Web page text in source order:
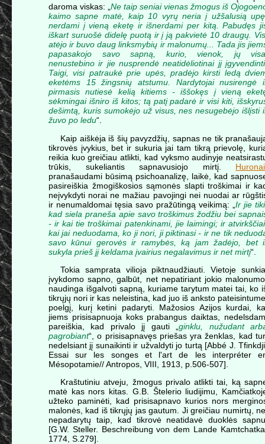
daroma viskas: „Ne taip seniai vienas žmogus iš
kaimo sapne matė, kaip 10 vyrų neria į užšalusią
nerdami į vieną eketę ir išnerdami per kitą. Pabudęs
iškart suruošė didelę puotą ir į ją pakvietė 10 draugų.
atėjo ir buvo daug linksmybių ir malonumų... Tada jis
papasakojo savo sapną, kurio, vienok, jų
nenustebino ir jie nusprendė neatidėliotinai jį
Taigi, visi patraukė prie upės, pradėjo kirsti ledą
eketėms 15 žingsnių atstumu. Nardytojai nusirengė
pirmasis nutiesė kelią kitiems - iššokęs į vieną
sėkmingai išniro iš kitos; tą patį padarė ir visi kiti,
dešimtą, kuris sumokėjo už visus, nes nesugebėjo išlįsti
žuvo po ledu“.
Kaip aiškėja iš šių pavyzdžių, sapnas ne tik
tikrovės įvykius, bet ir sukuria jai tam tikrą prievolę,
reikia kuo greičiau atlikti, kad vyksmo audinyje
trūkis, sukeliantis sapnavusiojo mirtį. Huronai
pranašaudami būsimą psichoanalizę, laikė, kad
pasireiškia žmogiškosios sąmonės slapti troškimai ir
neįvykdyti norai ne mažiau pavojingi nei nuodai ar
ir nenumaldomai tęsia savo pražūtingą veikimą: „ Ir jie
kad siela praneša apie savo troškimus žodžiu bei
- ir kai tie troškimai patenkinami, jie laimingi; ir
kai jai neduodama, ko ji nori, ji piktinasi - ir ne tik
savo kūnui gerovės ir ramybės, ką jam žadėjo, bet
sukyla prieš jį keldama įvairius negalavimus ir net mirtį“.
Tokia samprata vilioja piktnaudžiauti. Vietoje
įvykdomo sapno, galbūt, net nepatiriant jokio
naudinga išgalvoti sapną, kuriame tarytum matei tai, ko
tikrųjų nori ir kas neleistina, kad juo iš anksto
poelgį, kurį ketini padaryti. Mažosios Azijos kurdai,
jiems prisisapnuoja koks prabangus daiktas,
pareiškia, kad privalo jį gauti „ginklu, nužudant
pagrobiant“, o prisisapnavęs priešas yra ženklas, kad
nedelsiant jį sunaikinti ir užvaldyti jo turtą [Abbé J.
Essai sur les songes et l'art de les interpréter
Mésopotamie// Antropos, VIII, 1913, p.506-507].
Kraštutiniu atveju, žmogus privalo atlikti tai, ką
matė kas nors kitas. G.B. Štelerio liudijimu,
užteko paminėti, kad prisisapnavo kurios nors
malonės, kad iš tikrųjų jas gautum. Ji greičiau numirtų,
nepadarytų taip, kad tikrovė neatidavė duoklės
[G.W. Steller. Beschreibung von dem Lande
1774, S.279].